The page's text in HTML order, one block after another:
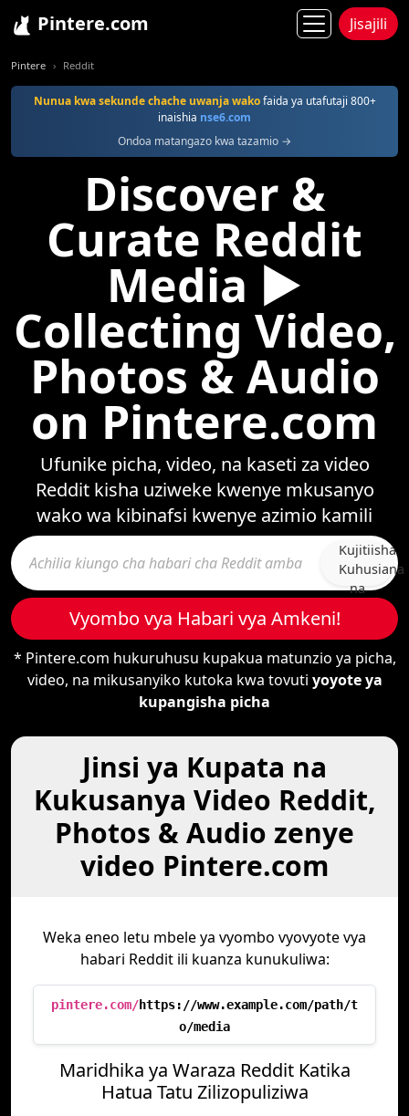
Pintere.com Jisajili
Pintere Reddit
Nunua kwa sekunde chache uwanja wakofaida ya utafutaji 800+
inaishia nse6.com
Ondoa matangazo kwa tazamio →
Discover &
Curate Reddit
Media ▶
Collecting Video,
Photos & Audio
on Pintere.com
Ufunike picha, video, na kaseti za video
Reddit kisha uziweke kwenye mkusanyo
wako wa kibinafsi kwenye azimio kamili
Kujitiisha
Kuhusiana
na
Wengine
Vyombo vya Habari vya Amkeni!
* Pintere.com hukuruhusu kupakua matunzio ya picha,
video, na mikusanyiko kutoka kwa tovuti yoyote ya
kupangisha picha
Jinsi ya Kupata na
Kukusanya Video Reddit,
Photos & Audio zenye
video Pintere.com
Weka eneo letu mbele ya vyombo vyovyote vya
habari Reddit ili kuanza kunukuliwa:
pintere.com/https://www.example.com/path/t
o/media
Maridhika ya Waraza Reddit Katika
Hatua Tatu Zilizopuliziwa